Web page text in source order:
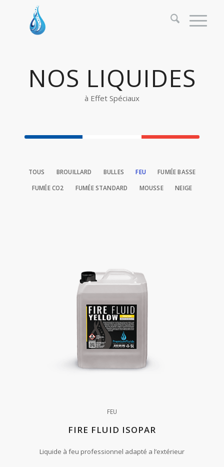
NOS LIQUIDES
à Effet Spéciaux
TOUS BROUILLARD BULLES FEU FUMÉE BASSE
FUMÉE CO2 FUMÉE STANDARD MOUSSE NEIGE
FEU
FIRE FLUID ISOPAR
Liquide à feu professionnel adapté a l’extérieur